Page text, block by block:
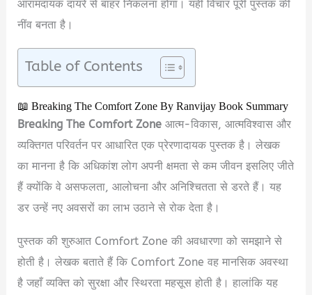
आरामदायक दायरे से बाहर निकलना होगा। यही विचार पूरी पुस्तक की
नींव बनता है।
Table of Contents
📖 Breaking The Comfort Zone By Ranvijay Book Summary
Breaking The Comfort Zone आत्म-विकास, आत्मविश्वास और
व्यक्तिगत परिवर्तन पर आधारित एक प्रेरणादायक पुस्तक है। लेखक
का मानना है कि अधिकांश लोग अपनी क्षमता से कम जीवन इसलिए जीते
हैं क्योंकि वे असफलता, आलोचना और अनिश्चितता से डरते हैं। यह
डर उन्हें नए अवसरों का लाभ उठाने से रोक देता है।
पुस्तक की शुरुआत Comfort Zone की अवधारणा को समझाने से
होती है। लेखक बताते हैं कि Comfort Zone वह मानसिक अवस्था
है जहाँ व्यक्ति को सुरक्षा और स्थिरता महसूस होती है। हालांकि यह